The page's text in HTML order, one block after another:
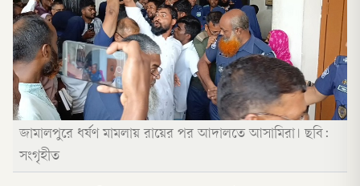
জামালপুরে ধর্ষণ মামলায় রায়ের পর আদালতে আসামিরা। ছবি:
সংগৃহীত